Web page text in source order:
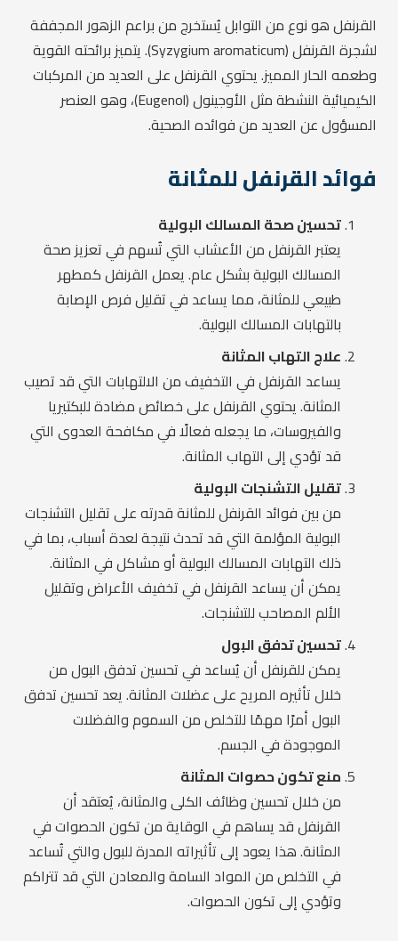
القرنفل هو نوع من التوابل يُستخرج من براعم الزهور المجففة
لشجرة القرنفل (Syzygium aromaticum). يتميز برائحته القوية
وطعمه الحار المميز. يحتوي القرنفل على العديد من المركبات
الكيميائية النشطة مثل الأوجينول (Eugenol)، وهو العنصر
المسؤول عن العديد من فوائده الصحية.
فوائد القرنفل للمثانة
تحسين صحة المسالك البولية
يعتبر القرنفل من الأعشاب التي تُسهم في تعزيز صحة
المسالك البولية بشكل عام. يعمل القرنفل كمطهر
طبيعي للمثانة، مما يساعد في تقليل فرص الإصابة
بالتهابات المسالك البولية.
علاج التهاب المثانة
يساعد القرنفل في التخفيف من الالتهابات التي قد تصيب
المثانة. يحتوي القرنفل على خصائص مضادة للبكتيريا
والفيروسات، ما يجعله فعالًا في مكافحة العدوى التي
قد تؤدي إلى التهاب المثانة.
تقليل التشنجات البولية
من بين فوائد القرنفل للمثانة قدرته على تقليل التشنجات
البولية المؤلمة التي قد تحدث نتيجة لعدة أسباب، بما في
ذلك التهابات المسالك البولية أو مشاكل في المثانة.
يمكن أن يساعد القرنفل في تخفيف الأعراض وتقليل
الألم المصاحب للتشنجات.
تحسين تدفق البول
يمكن للقرنفل أن يُساعد في تحسين تدفق البول من
خلال تأثيره المريح على عضلات المثانة. يعد تحسين تدفق
البول أمرًا مهمًا للتخلص من السموم والفضلات
الموجودة في الجسم.
منع تكون حصوات المثانة
من خلال تحسين وظائف الكلى والمثانة، يُعتقد أن
القرنفل قد يساهم في الوقاية من تكون الحصوات في
المثانة. هذا يعود إلى تأثيراته المدرة للبول والتي تُساعد
في التخلص من المواد السامة والمعادن التي قد تتراكم
وتؤدي إلى تكون الحصوات.